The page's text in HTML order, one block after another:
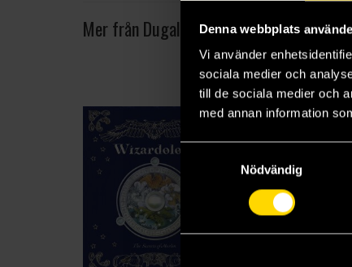
Denna webbplats
Vi använder
sociala medier och
till de sociala medier och
med annan information
Samtyckesval
Nödvändig
Mer från Dugald A Steer